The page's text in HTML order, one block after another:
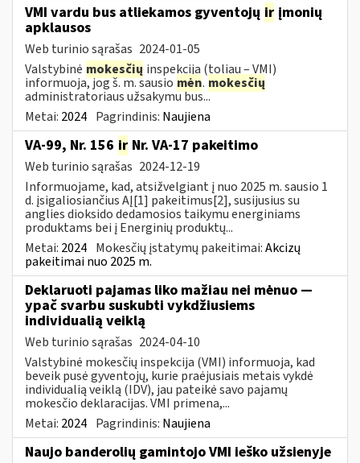
VMI vardu bus atliekamos gyventojų ir įmonių
apklausos
Web turinio sąrašas 2024-01-05
Valstybinė mokesčių inspekcija (toliau – VMI)
informuoja, jog š. m. sausio mėn. mokesčių
administratoriaus užsakymu bus...
Metai: 2024 Pagrindinis: Naujiena
VA-99, Nr. 156 ir Nr. VA-17 pakeitimo
Web turinio sąrašas 2024-12-19
Informuojame, kad, atsižvelgiant į nuo 2025 m. sausio 1
d. įsigaliosiančius AĮ[1] pakeitimus[2], susijusius su
anglies dioksido dedamosios taikymu energiniams
produktams bei į Energinių produktų...
Metai: 2024 Mokesčių įstatymų pakeitimai:Akcizų
pakeitimai nuo 2025 m.
Deklaruoti pajamas liko mažiau nei mėnuo —
ypač svarbu suskubti vykdžiusiems
individualią veiklą
Web turinio sąrašas 2024-04-10
Valstybinė mokesčių inspekcija (VMI) informuoja, kad
beveik pusė gyventojų, kurie praėjusiais metais vykdė
individualią veiklą (IDV), jau pateikė savo pajamų
mokesčio deklaracijas. VMI primena,...
Metai: 2024 Pagrindinis: Naujiena
Naujo banderolių gamintojo VMI ieško užsienyje